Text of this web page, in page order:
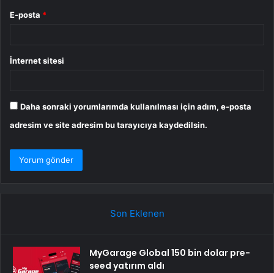
E-posta *
İnternet sitesi
Daha sonraki yorumlarımda kullanılması için adım, e-posta
adresim ve site adresim bu tarayıcıya kaydedilsin.
Son Eklenen
MyGarage Global 150 bin dolar pre-
seed yatırım aldı